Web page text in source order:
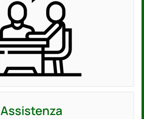
Assistenza